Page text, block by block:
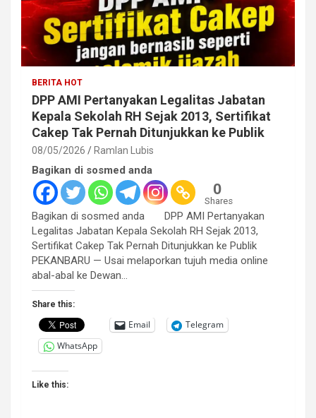
BERITA HOT
DPP AMI Pertanyakan Legalitas Jabatan
Kepala Sekolah RH Sejak 2013, Sertifikat
Cakep Tak Pernah Ditunjukkan ke Publik
08/05/2026 Ramlan Lubis
Bagikan di sosmed anda
0
Shares
Bagikan di sosmed anda DPP AMI Pertanyakan
Legalitas Jabatan Kepala Sekolah RH Sejak 2013,
Sertifikat Cakep Tak Pernah Ditunjukkan ke Publik
PEKANBARU — Usai melaporkan tujuh media online
abal-abal ke Dewan…
Share this:
Email
Telegram
WhatsApp
Like this: